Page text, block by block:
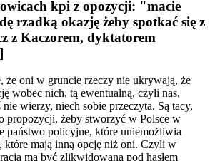
kpi z opozycji: "macie
rzadką okazję żeby spotkać się z
z Kaczorem, dyktatorem
że oni w gruncie rzeczy nie ukrywają, że
wobec nich, tą ewentualną, czyli nas,
wierzy, niech sobie przeczyta. Są tacy,
propozycji, żeby stworzyć w Polsce w
państwo policyjne, które uniemożliwia
które mają inną opcję niż oni. Czyli w
ma być zlikwidowana pod hasłem